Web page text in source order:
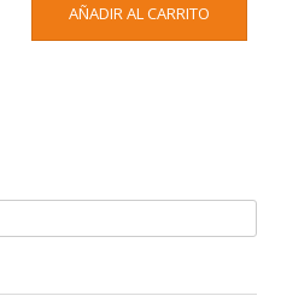
AÑADIR AL CARRITO